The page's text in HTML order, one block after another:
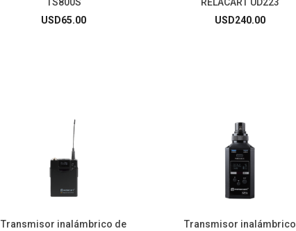
USD65.00
USD240.00
Transmisor inalámbrico de
Transmisor inalámbrico